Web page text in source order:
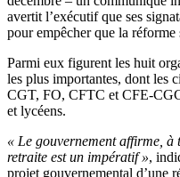
avertit l’exécutif que ses
pour empêcher que la réforme
Parmi eux figurent les huit
les plus importantes, dont les
CGT, FO, CFTC et CFE-
et lycéens.
« Le gouvernement affirme, à
retraite est un impératif »,
projet gouvernemental d’une